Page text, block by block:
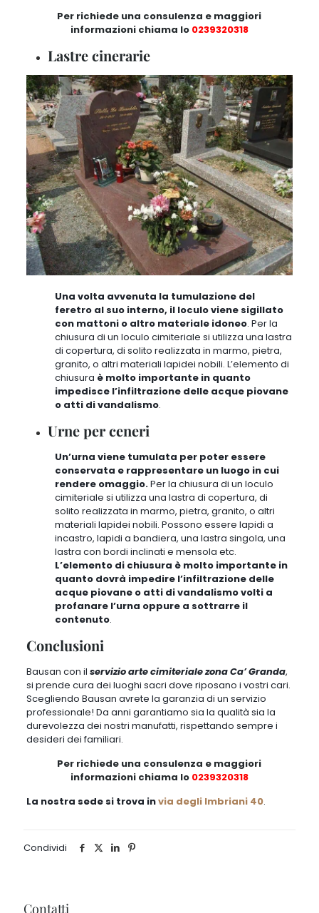
Per richiede una consulenza e maggiori
informazioni chiama lo 0239320318
Lastre cinerarie
Una volta avvenuta la tumulazione del
feretro al suo interno, il loculo viene sigillato
con mattoni o altro materiale idoneo. Per la
chiusura di un loculo cimiteriale si utilizza una lastra
di copertura, di solito realizzata in marmo, pietra,
granito, o altri materiali lapidei nobili. L’elemento di
chiusura è molto importante in quanto
impedisce l’infiltrazione delle acque piovane
o atti di vandalismo.
Urne per ceneri
Un’urna viene tumulata per poter essere
conservata e rappresentare un luogo in cui
rendere omaggio.Per la chiusura di un loculo
cimiteriale si utilizza una lastra di copertura, di
solito realizzata in marmo, pietra, granito, o altri
materiali lapidei nobili. Possono essere lapidi a
incastro, lapidi a bandiera, una lastra singola, una
lastra con bordi inclinati e mensola etc.
L’elemento di chiusura è molto importante in
quanto dovrà impedire l’infiltrazione delle
acque piovane o atti di vandalismo volti a
profanare l’urna oppure a sottrarre il
contenuto.
Conclusioni
Bausan con il servizio arte cimiteriale zona Ca’ Granda,
si prende cura dei luoghi sacri dove riposano i vostri cari.
Scegliendo Bausan avrete la garanzia di un servizio
professionale! Da anni garantiamo sia la qualità sia la
durevolezza dei nostri manufatti, rispettando sempre i
desideri dei familiari.
Per richiede una consulenza e maggiori
informazioni chiama lo 0239320318
La nostra sede si trova invia degli Imbriani 40.
Condividi
Contatti